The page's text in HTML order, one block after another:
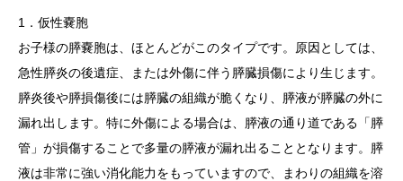
1．仮性嚢胞
お子様の膵嚢胞は、ほとんどがこのタイプです。原因としては、
急性膵炎の後遺症、または外傷に伴う膵臓損傷により生じます。
膵炎後や膵損傷後には膵臓の組織が脆くなり、膵液が膵臓の外に
漏れ出します。特に外傷による場合は、膵液の通り道である「膵
管」が損傷することで多量の膵液が漏れ出ることとなります。膵
液は非常に強い消化能力をもっていますので、まわりの組織を溶